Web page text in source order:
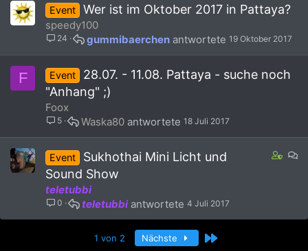
Event Wer ist im Oktober 2017 in Pattaya?
speedy100
24 19 Oktober 2017
gummibaerchen
F Event
28.07. - 11.08. Pattaya - suche noch
"Anhang" ;)
Foox
5 18 Juli 2017
Waska80
C
i
D
s
Event
Sukhothai Mini Licht und
Sound Show
teletubbi
0 4 Juli 2017
teletubbi
1 von 2 Nächste Letzte